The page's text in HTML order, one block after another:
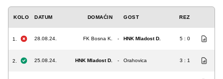
KOLO DATUM DOMAĆIN GOST REZ
1. 28.08.24. FK Bosna K. - HNK Mladost D. 5 : 0
2. 25.08.24. HNK Mladost D. - Orahovica 3 : 1